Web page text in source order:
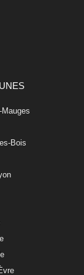
Mauges
Bois